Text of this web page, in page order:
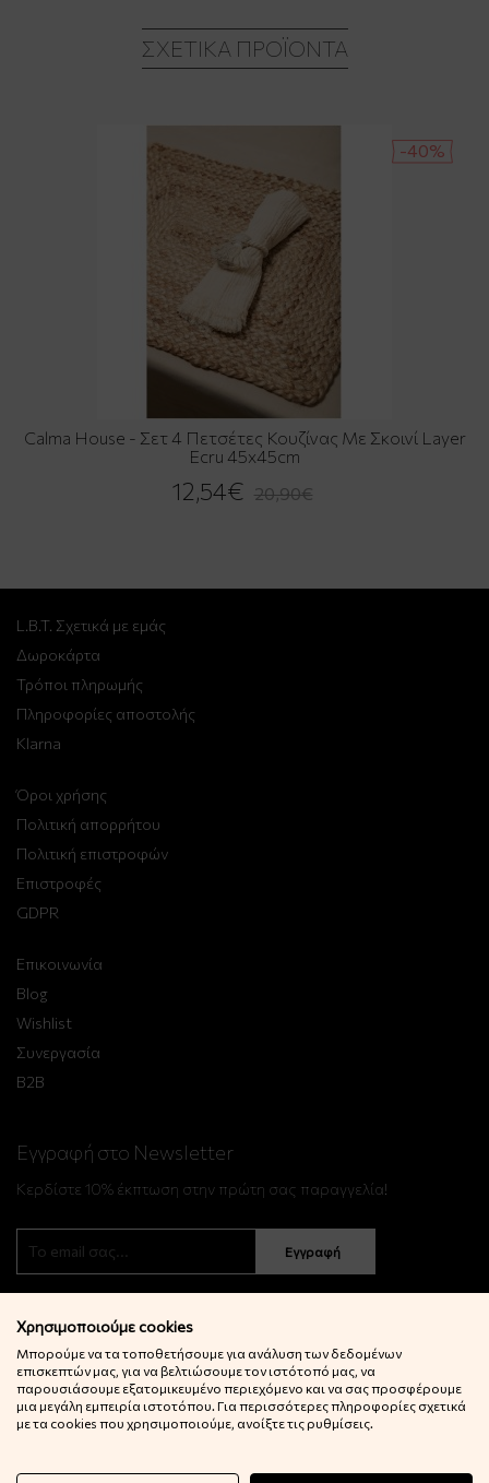
ΣΧΕΤΙΚΆ ΠΡΟΪΌΝΤΑ
-40%
Calma House - Σετ 4 Πετσέτες Κουζίνας Με Σκοινί Layer
Ecru 45x45cm
12,54€ 20,90€
L.B.T. Σχετικά με εμάς
Δωροκάρτα
Τρόποι πληρωμής
Πληροφορίες αποστολής
Klarna
Όροι χρήσης
Πολιτική απορρήτου
Πολιτική επιστροφών
Επιστροφές
GDPR
Επικοινωνία
Blog
Wishlist
Συνεργασία
B2B
Εγγραφή στο Newsletter
Κερδίστε 10% έκπτωση στην πρώτη σας παραγγελία!
Εγγραφή
© 2022 Little Big Things. Αll rights reserved.
Χρησιμοποιούμε cookies
Μπορούμε να τα τοποθετήσουμε για ανάλυση των δεδομένων
επισκεπτών μας, για να βελτιώσουμε τον ιστότοπό μας, να
παρουσιάσουμε εξατομικευμένο περιεχόμενο και να σας προσφέρουμε
μια μεγάλη εμπειρία ιστοτόπου. Για περισσότερες πληροφορίες σχετικά
με τα cookies που χρησιμοποιούμε, ανοίξτε τις ρυθμίσεις.